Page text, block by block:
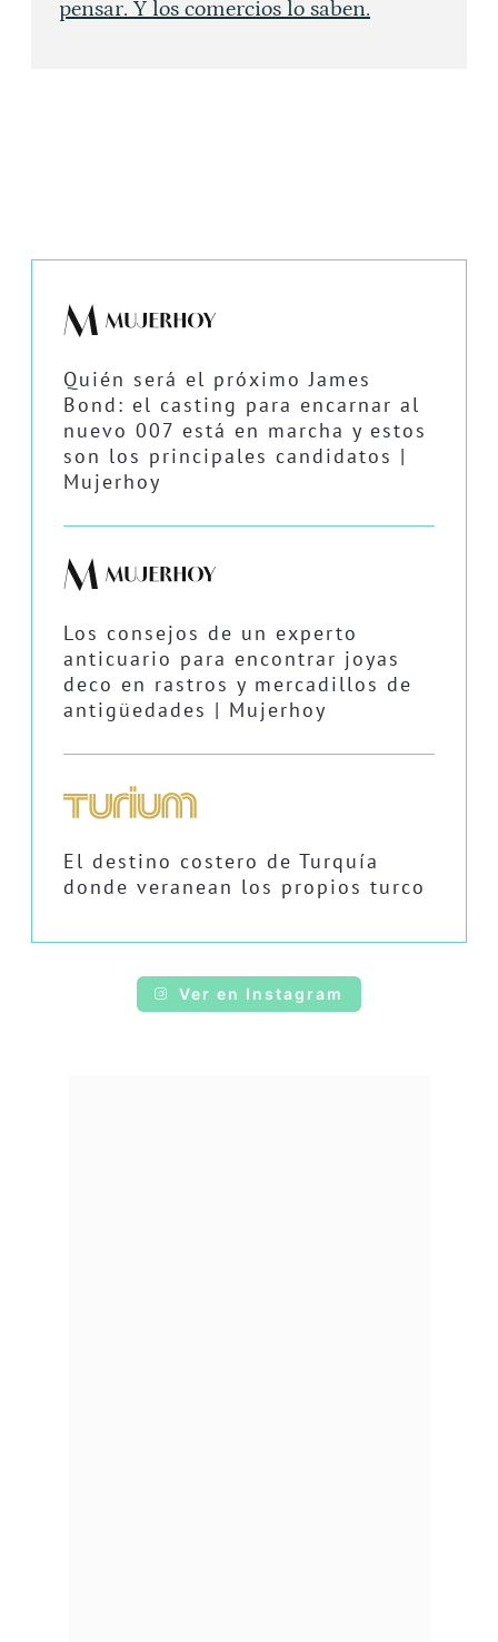
pensar. Y los comercios lo saben.
Quién será el próximo James
Bond: el casting para encarnar al
nuevo 007 está en marcha y estos
son los principales candidatos |
Mujerhoy
Los consejos de un experto
anticuario para encontrar joyas
deco en rastros y mercadillos de
antigüedades | Mujerhoy
El destino costero de Turquía
donde veranean los propios turco
Ver en Instagram